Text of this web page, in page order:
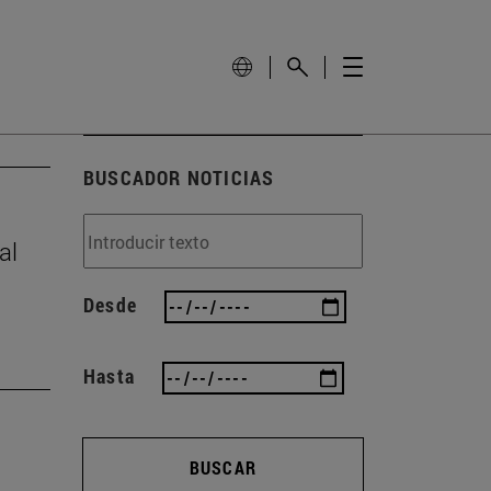
BUSCADOR NOTICIAS
Desde
Hasta
BUSCAR